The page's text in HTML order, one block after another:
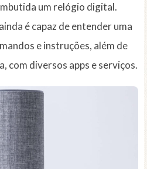
um relógio digital.
é capaz de entender uma
e instruções, além de
com diversos apps e serviços.